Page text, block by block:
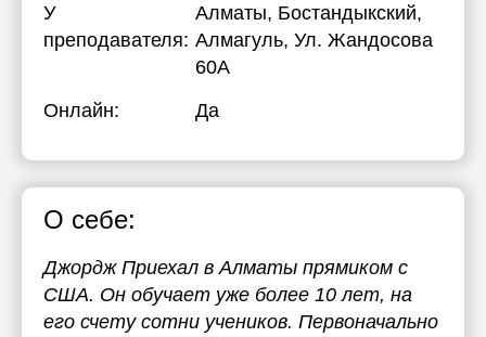
У
преподавателя:
Алматы, Бостандыкский,
Алмагуль, Ул. Жандосова
60А
Онлайн:
Да
О себе:
Джордж Приехал в Алматы прямиком с
США. Он обучает уже более 10 лет, на
его счету сотни учеников. Первоначально